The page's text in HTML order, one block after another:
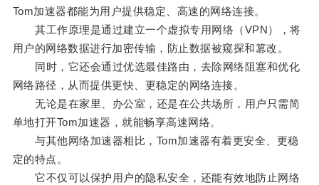
Tom加速器都能为用户提供稳定、高速的网络连接。
其工作原理是通过建立一个虚拟专用网络（VPN），将
用户的网络数据进行加密传输，防止数据被窥探和篡改。
同时，它还会通过优选最佳路由，去除网络阻塞和优化
网络路径，从而提供更快、更稳定的网络连接。
无论是在家里、办公室，还是在公共场所，用户只需简
单地打开Tom加速器，就能畅享高速网络。
与其他网络加速器相比，Tom加速器有着更安全、更稳
定的特点。
它不仅可以保护用户的隐私安全，还能有效地防止网络